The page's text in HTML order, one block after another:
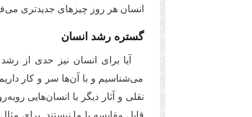
انسان هر روز چیزهای جدیدتری
گستره رشد انسان
آیا برای انسان نیز حدی از
می‌شناسیم و با آن‌ها سر و کار
نقلی و آثار دیگر با انسان‌هایی
قابل مقایسه با ما نیستند. برای